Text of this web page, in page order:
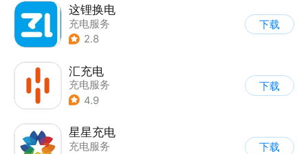
这锂换电
充电服务
2.8
下载
汇充电
充电服务
4.9
下载
星星充电
充电服务
下载